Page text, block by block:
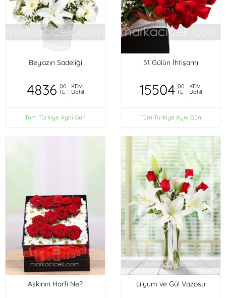
Beyazın Sadeliği
4836 ,00
TL
KDV
Dahil
Tüm Türkiye Aynı Gün
51 Gülün İhtişamı
15504 ,00
TL
KDV
Dahil
Tüm Türkiye Aynı Gün
Aşkının Harfi Ne? Lilyum ve Gül Vazosu